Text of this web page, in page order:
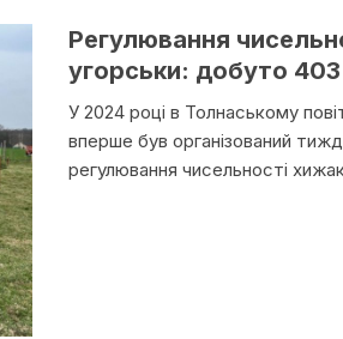
Регулювання
угорськи: добуто 403
У 2024 році в Толнаському
вперше був організований
регулювання чисельності